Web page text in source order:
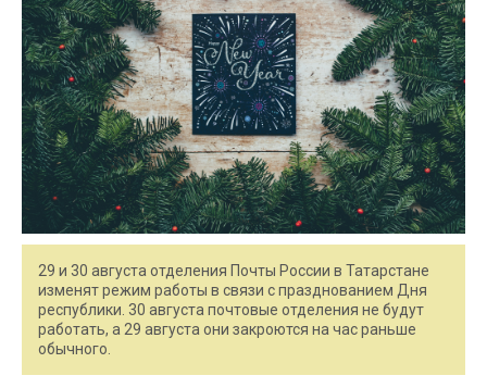
29 и 30 августа отделения Почты России в Татарстане
изменят режим работы в связи с празднованием Дня
республики. 30 августа почтовые отделения не будут
работать, а 29 августа они закроются на час раньше
обычного.